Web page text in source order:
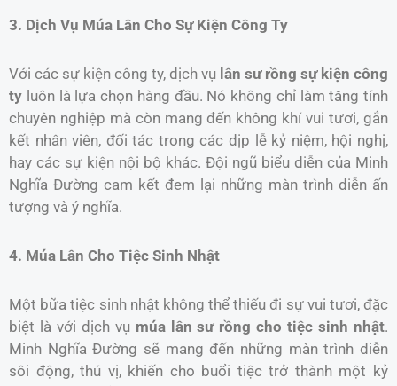
3. Dịch Vụ Múa Lân Cho Sự Kiện Công Ty
Với các sự kiện công ty, dịch vụ lân sư rồng sự kiện công
ty luôn là lựa chọn hàng đầu. Nó không chỉ làm tăng tính
chuyên nghiệp mà còn mang đến không khí vui tươi, gắn
kết nhân viên, đối tác trong các dịp lễ kỷ niệm, hội nghị,
hay các sự kiện nội bộ khác. Đội ngũ biểu diễn của Minh
Nghĩa Đường cam kết đem lại những màn trình diễn ấn
tượng và ý nghĩa.
4. Múa Lân Cho Tiệc Sinh Nhật
Một bữa tiệc sinh nhật không thể thiếu đi sự vui tươi, đặc
biệt là với dịch vụ múa lân sư rồng cho tiệc sinh nhật.
Minh Nghĩa Đường sẽ mang đến những màn trình diễn
sôi động, thú vị, khiến cho buổi tiệc trở thành một kỷ